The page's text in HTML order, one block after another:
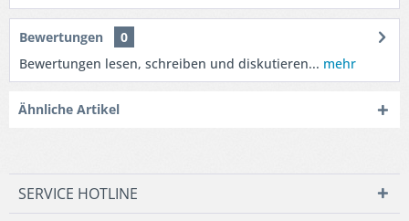
Bewertungen
0
Bewertungen lesen, schreiben und diskutieren... mehr
Ähnliche Artikel
SERVICE HOTLINE